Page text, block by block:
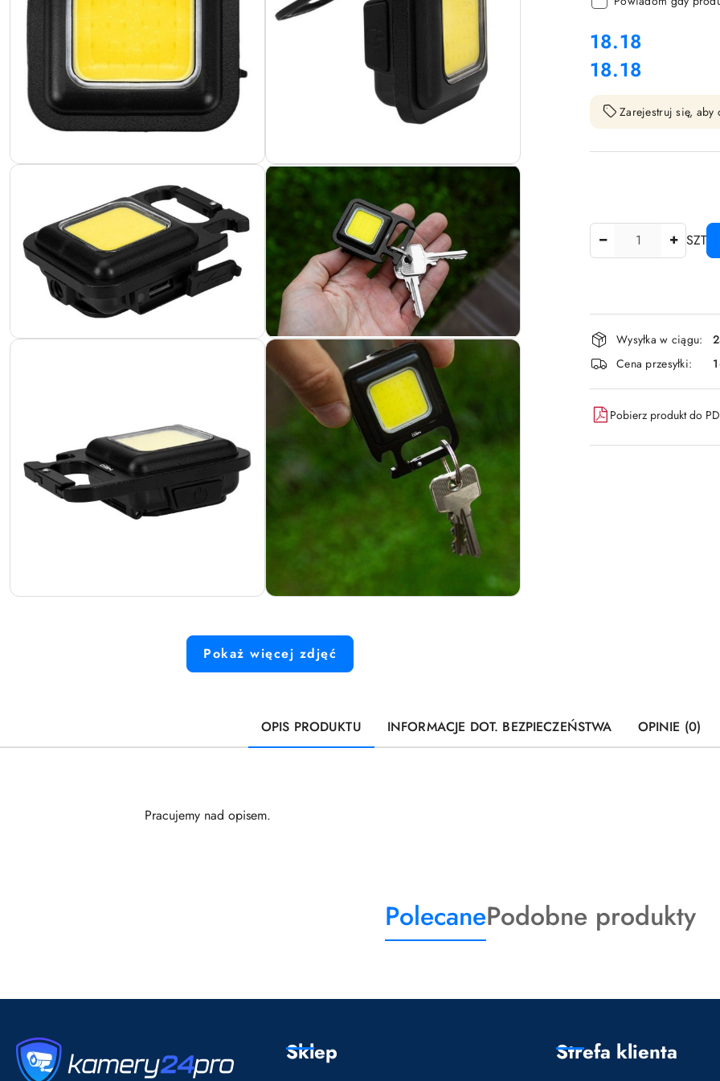
Pokaż więcej zdjęć
cena:
18.18
Cena:
18.18
Zarejestruj się, aby
SZT
Dostępność
i
dostawa
Wysyłka w ciągu:
Cena przesyłki:
Pobierz produkt do
OPIS PRODUKTU INFORMACJE DOT. BEZPIECZEŃSTWA OPINIE (0)
Pracujemy nad opisem.
Produkty
o
PolecaneProdukty
o
Podobne produkty
Sklep Strefa klienta